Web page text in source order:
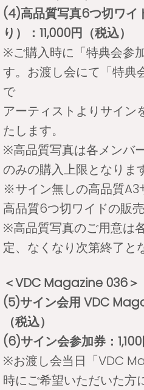
(4)高品質写真6つ切ワイ
り）：11,000円（税込）
※ご購入時に「特典会参
す。お渡し会にて「特典
で
アーティストよりサイン
たします。
※高品質写真は各メンバ
のみの購入上限となりま
※サイン無しの高品質A3
高品質6つ切ワイドの販
※高品質写真のご用意は
定、なくなり次第終了と
＜VDC Magazine 036＞
(5)サイン会用 VDC
（税込）
(6)サイン会参加券：1,100
※お渡し会当日「VDC
時にご希望いただいた方